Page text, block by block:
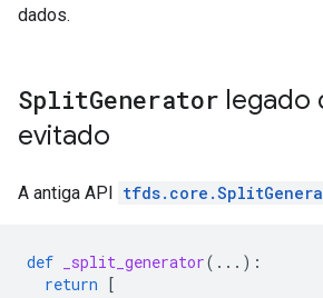
dados.
SplitGenerator legado
evitado
A antiga API
def _split_generator( ... ):
return [